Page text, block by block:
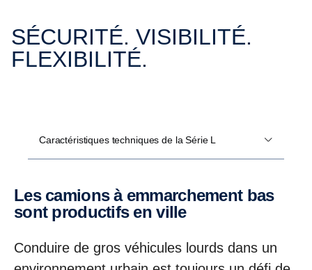
SÉCURITÉ. VISIBILITÉ.
FLEXIBILITÉ.
Caractéristiques techniques de la Série L
Les camions à emmarchement bas
sont productifs en ville
Conduire de gros véhicules lourds dans un